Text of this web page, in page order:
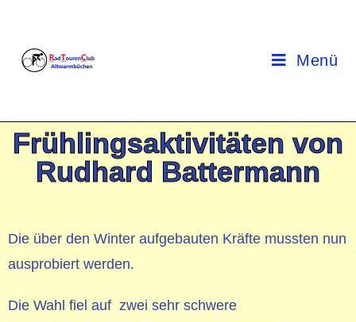
Menü
Frühlingsaktivitäten von
Rudhard Battermann
Die über den Winter aufgebauten Kräfte mussten nun
ausprobiert werden.
Die Wahl fiel auf zwei sehr schwere